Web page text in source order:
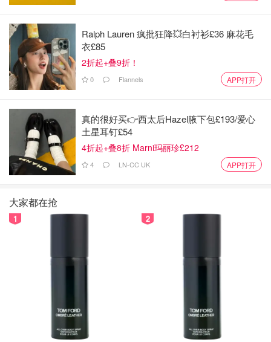
Ralph Lauren 疯批狂降💥白衬衫£36 麻花毛
衣£85
2折起+叠9折！
0 Flannels APP打开
真的很好买👉西太后Hazel腋下包£193/爱心
土星耳钉£54
4折起+叠8折 Marni玛丽珍£212
4 LN-CC UK APP打开
大家都在抢
1 2